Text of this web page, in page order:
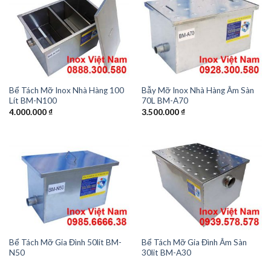
Bể Tách Mỡ Inox Nhà Hàng 100
Lít BM-N100
4.000.000₫
Bẫy Mỡ Inox Nhà Hàng Âm Sàn
70L BM-A70
3.500.000₫
Bể Tách Mỡ Gia Đình 50lit BM-
N50
Bể Tách Mỡ Gia Đình Âm Sàn
30lit BM-A30